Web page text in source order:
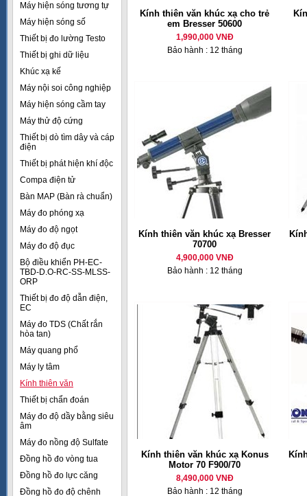
Máy hiện sóng tương tự
Máy hiện sóng số
Thiết bị đo lường Testo
Thiết bị ghi dữ liệu
Khúc xạ kế
Máy nội soi công nghiệp
Máy hiện sóng cầm tay
Máy thử độ cứng
Thiết bị dò tìm dây và cáp
điện
Thiết bị phát hiện khí độc
Compa điện tử
Bàn MAP (Bàn rà chuẩn)
Máy đo phóng xạ
Máy đo độ ngọt
Máy đo độ đục
Bộ điều khiển PH-EC-
TBD-D.O-RC-SS-MLSS-
ORP
Thiết bị đo độ dẫn điện,
EC
Máy đo TDS (Chất rắn
hòa tan)
Máy quang phổ
Máy ly tâm
Kính thiên văn
Thiết bị chẩn đoán
Máy đo độ dầy bằng siêu
âm
Máy đo nồng độ Sulfate
Đồng hồ đo vòng tua
Đồng hồ đo lực căng
Đồng hồ đo độ chênh
Kính thiên văn khúc xạ cho trẻ
em Bresser 50600
1,990,000 VNĐ
Bảo hành : 12 tháng
Kính thiên văn khúc xạ Bresser
70700
4,900,000 VNĐ
Bảo hành : 12 tháng
Kính thiên văn khúc xạ Konus
Motor 70 F900/70
8,490,000 VNĐ
Bảo hành : 12 tháng